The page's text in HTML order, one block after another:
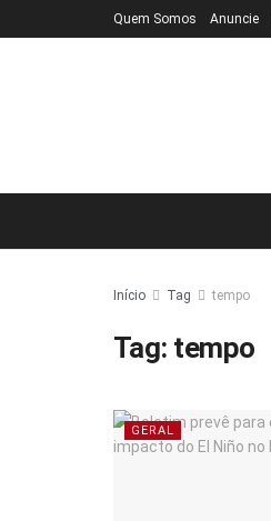
Quem Somos Anuncie
Início Tag tempo
Tag: tempo
GERAL